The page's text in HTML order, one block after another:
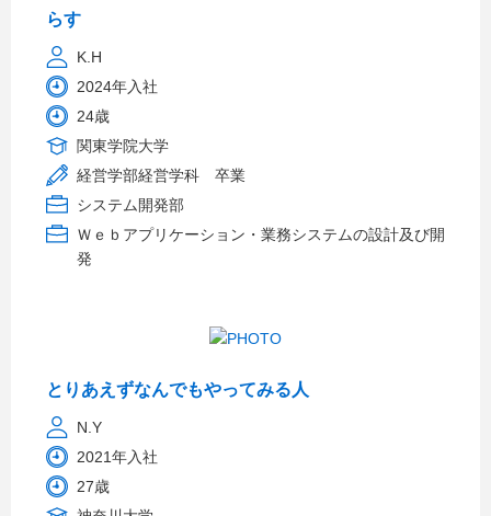
らす
K.H
2024年入社
24歳
関東学院大学
経営学部経営学科 卒業
システム開発部
Ｗｅｂアプリケーション・業務システムの設計及び開
発
とりあえずなんでもやってみる人
N.Y
2021年入社
27歳